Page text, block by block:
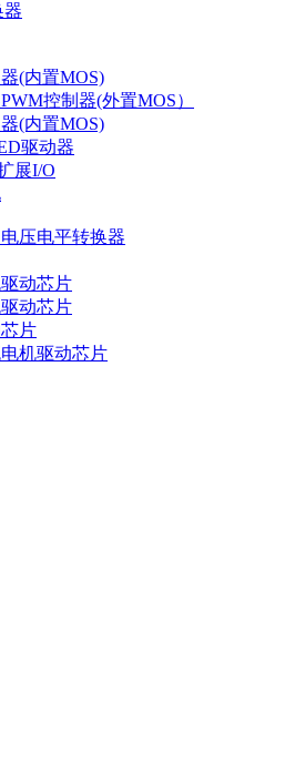
器
(内置MOS)
控制器(外置MOS）
(内置MOS)
驱动器
展I/O
压电平转换器
动芯片
动芯片
片
机驱动芯片